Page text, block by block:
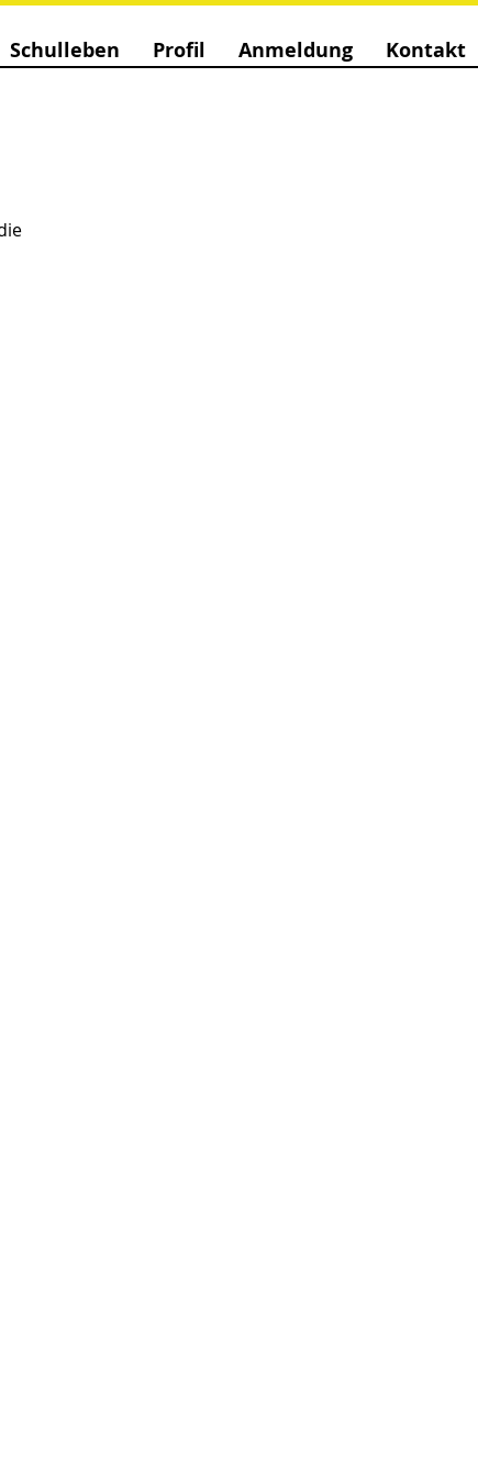
Schulleben Profil Anmeldung Kontakt